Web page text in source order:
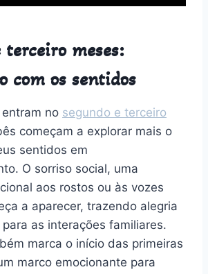
terceiro meses:
com os sentidos
no segundo e terceiro
começam a explorar mais o
sentidos em
O sorriso social, uma
aos rostos ou às vozes
a aparecer, trazendo alegria
as interações familiares.
marca o início das primeiras
marco emocionante para